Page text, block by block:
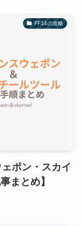
FF14の攻略
ポン・スカイ
まとめ】